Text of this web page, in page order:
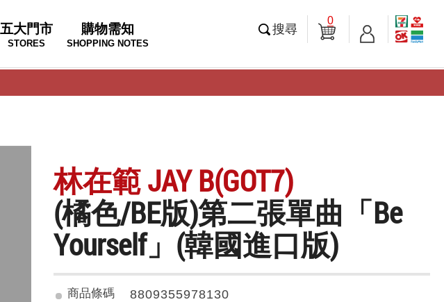
五大門市
STORES
購物需知
SHOPPING NOTES
搜尋
0
林在範 JAY B(GOT7)
(橘色/BE版)第二張單曲「Be
Yourself」(韓國進口版)
商品條碼 8809355978130